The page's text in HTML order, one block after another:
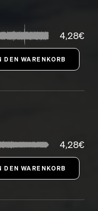
4,28€
4,28€